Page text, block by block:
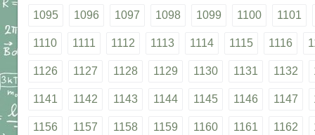
1095 1096 1097 1098 1099 1100 1101
1110 1111 1112 1113 1114 1115 1116
1126 1127 1128 1129 1130 1131 1132
1141 1142 1143 1144 1145 1146 1147
1156 1157 1158 1159 1160 1161 1162